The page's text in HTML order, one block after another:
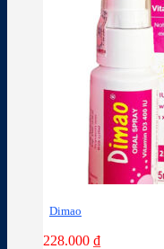
Dimao
228.000 ₫